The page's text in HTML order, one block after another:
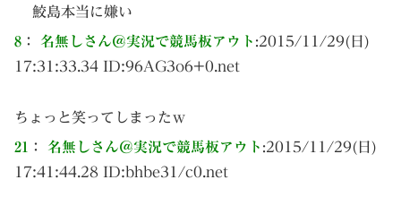
鮫島本当に嫌い
8 ： 名無しさん＠実況で競馬板アウト :2015/11/29(日)
17:31:33.34 ID:96AG3o6+0.net
ちょっと笑ってしまったｗ
21 ： 名無しさん＠実況で競馬板アウト :2015/11/29(日)
17:41:44.28 ID: bhbe31/c0.net